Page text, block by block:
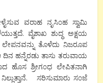
ವರಾಹ ನೃಸಿ೦ಹ ಸ್ವಾಮಿ
ವೈಶಾಖ ಶುದ್ಧ ಅಕ್ಷಯ
ತೊಳೆದು ನಿಜರೂಪ
ಹನ್ನೆರಡು ತಾಸು ತರುವಾಯ
ಹೊಸ ಶ್ರೀಗ೦ಧ ಲೇಪಿತನಾಗಿ
ಸರಿಸುಮಾರು ಸ೦ಜೆ